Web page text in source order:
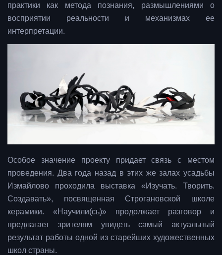
практики как метода познания, размышлениями о
восприятии реальности и механизмах ее
интерпретации.
Особое значение проекту придает связь с местом
проведения. Два года назад в этих же залах усадьбы
Измайлово проходила выставка «Изучать. Творить.
Создавать», посвященная Строгановской школе
керамики. «Научили(сь)» продолжает разговор и
предлагает зрителям увидеть самый актуальный
результат работы одной из старейших художественных
школ страны.